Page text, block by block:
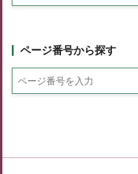
ページ番号から探す